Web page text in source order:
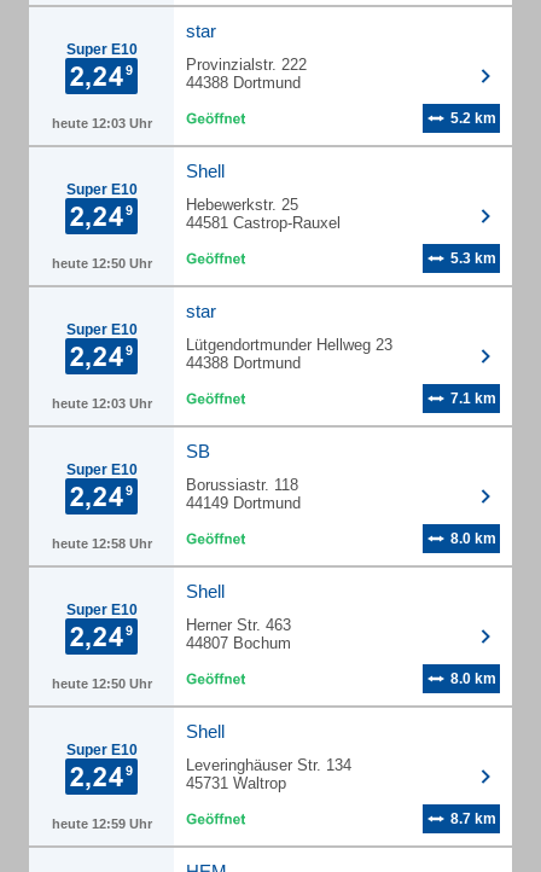
Super E10
heute 12:03 Uhr
star
Provinzialstr. 222
44388 Dortmund
5.2 km
Super E10
heute 12:50 Uhr
Shell
Hebewerkstr. 25
44581 Castrop-Rauxel
5.3 km
Super E10
heute 12:03 Uhr
star
Lütgendortmunder Hellweg 23
44388 Dortmund
7.1 km
Super E10
heute 12:58 Uhr
SB
Borussiastr. 118
44149 Dortmund
8.0 km
Super E10
heute 12:50 Uhr
Shell
Herner Str. 463
44807 Bochum
8.0 km
Super E10
heute 12:59 Uhr
Shell
Leveringhäuser Str. 134
45731 Waltrop
8.7 km